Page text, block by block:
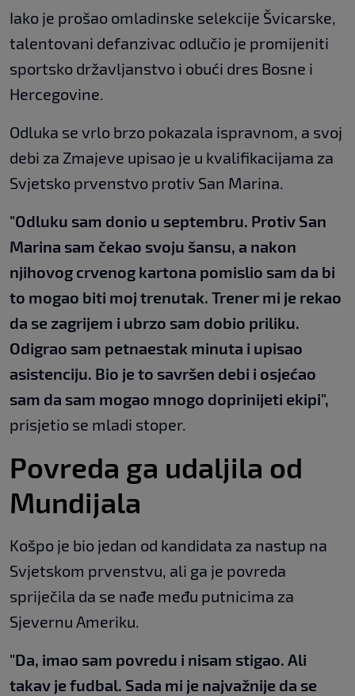
Iako je prošao omladinske selekcije Švicarske,
talentovani defanzivac odlučio je promijeniti
sportsko državljanstvo i obući dres Bosne i
Hercegovine.
Odluka se vrlo brzo pokazala ispravnom, a svoj
debi za Zmajeve upisao je u kvalifikacijama za
Svjetsko prvenstvo protiv San Marina.
"Odluku sam donio u septembru. Protiv San
Marina sam čekao svoju šansu, a nakon
njihovog crvenog kartona pomislio sam da bi
to mogao biti moj trenutak. Trener mi je rekao
da se zagrijem i ubrzo sam dobio priliku.
Odigrao sam petnaestak minuta i upisao
asistenciju. Bio je to savršen debi i osjećao
sam da sam mogao mnogo doprinijeti ekipi",
prisjetio se mladi stoper.
Povreda ga udaljila od
Mundijala
Košpo je bio jedan od kandidata za nastup na
Svjetskom prvenstvu, ali ga je povreda
spriječila da se nađe među putnicima za
Sjevernu Ameriku.
"Da, imao sam povredu i nisam stigao. Ali
takav je fudbal. Sada mi je najvažnije da se